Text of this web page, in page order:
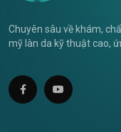
Chuyên sâu về khám,
mỹ làn da kỹ thuật cao,